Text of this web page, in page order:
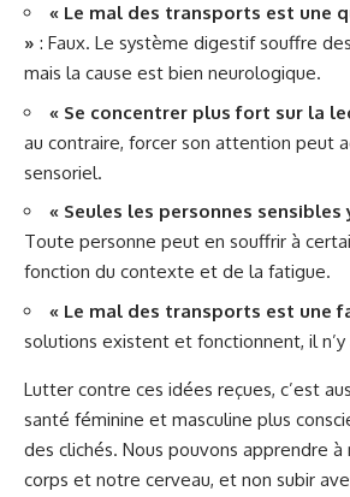
« Le mal des transports est une
» : Faux. Le système digestif souffre
mais la cause est bien neurologique.
« Se concentrer plus fort sur la
au contraire, forcer son attention peut
sensoriel.
« Seules les personnes
Toute personne peut en souffrir à
fonction du contexte et de la fatigue.
« Le mal des transports est une
solutions existent et fonctionnent, il n’y
Lutter contre ces idées reçues, c’est
santé féminine et masculine plus
des clichés. Nous pouvons apprendre
corps et notre cerveau, et non subir